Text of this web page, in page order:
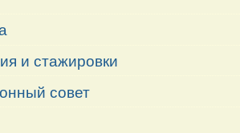
и стажировки
совет